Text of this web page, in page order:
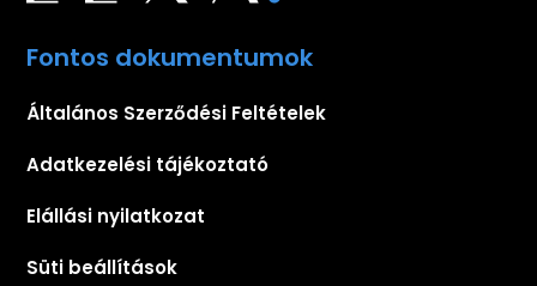
Fontos dokumentumok
Általános Szerződési Feltételek
Adatkezelési tájékoztató
Elállási nyilatkozat
Süti beállítások